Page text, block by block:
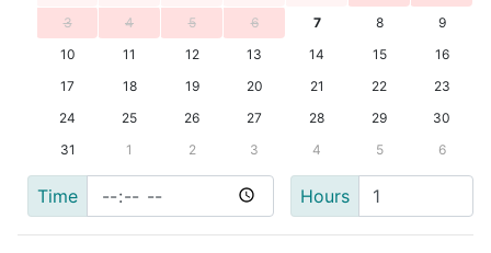
3
4 5 6 7 8
9
10
11 12 13 14 15
16
17
18 19 20 21 22
23
24
25 26 27 28 29
30
31
1 2 3 4 5 6
Time Hours